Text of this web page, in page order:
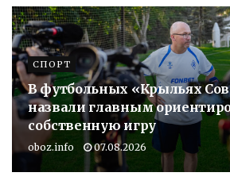
СПОРТ
В футбольных «Крыльях
назвали главным
собственную игру
oboz.info 07.08.2026